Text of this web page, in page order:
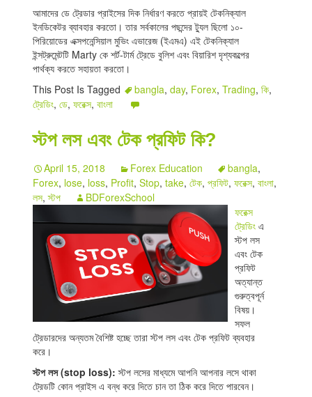
আমাদের ডে ট্রেডার প্রাইসের দিক নির্ধারণ করতে প্রায়ই টেকনিক্যাল
ইনডিকেটর ব্যাবহার করতো। তার সর্বকালের পছন্দের ট্যুল ছিলো ১০-
পিরিয়োডের এক্সপনেন্সিয়াল মুভিং এভারেজ (ইএমএ) এই টেকনিক্যাল
ইন্সট্রুমেন্টটি Marty কে শর্ট-টার্ম ট্রেডে বুলিশ এবং বিয়ারিশ দৃশ্যকল্পের
পার্থক্য করতে সহায়তা করতো।
This Post Is Tagged
bangla,day, Forex,Trading,কি,
ট্রেডিং,ডে,ফরেক্স,বাংলা
স্টপ লস এবং টেক প্রফিট কি?
April 15, 2018 Forex Education bangla,
Forex, lose, loss, Profit,Stop,take,টেক,প্রফিট,ফরেক্স,বাংলা,
লস,স্টপ
BDForexSchool
ফরেক্স
ট্রেডিং এ
স্টপ লস
এবং টেক
প্রফিট
অত্যান্ত
গুরুত্বপূর্ন
বিষয়।
সফল
ট্রেডারদের অন্যতম বৈশিষ্ট হচ্ছে তারা স্টপ লস এবং টেক প্রফিট ব্যবহার
করে।
স্টপ লস (stop loss): স্টপ লসের মাধ্যমে আপনি আপনার লসে থাকা
ট্রেডটি কোন প্রাইস এ বন্ধ করে দিতে চান তা ঠিক করে দিতে পারবেন।